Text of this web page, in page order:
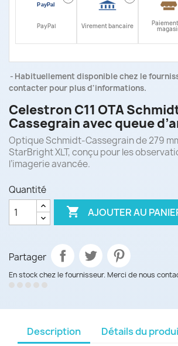
PayPal Virement bancaire
Habituellement disponible chez le
contacter pour plus d'informations.
Celestron C11 OTA
Cassegrain avec queue
Optique Schmidt-Cassegrain de 279
StarBright XLT, conçu pour les
l’imagerie avancée.
Quantité
 AJOUTER AU
Partager
En stock chez le fournisseur. Merci de nous
Description Détails du